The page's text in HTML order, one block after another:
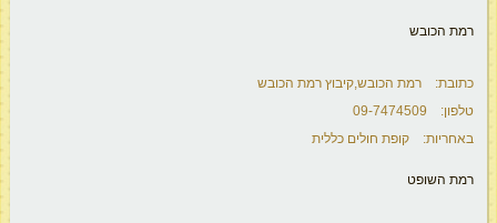
רמת הכובש
כתובת: רמת הכובש,קיבוץ רמת הכובש
טלפון: 09-7474509
באחריות: קופת חולים כללית
רמת השופט